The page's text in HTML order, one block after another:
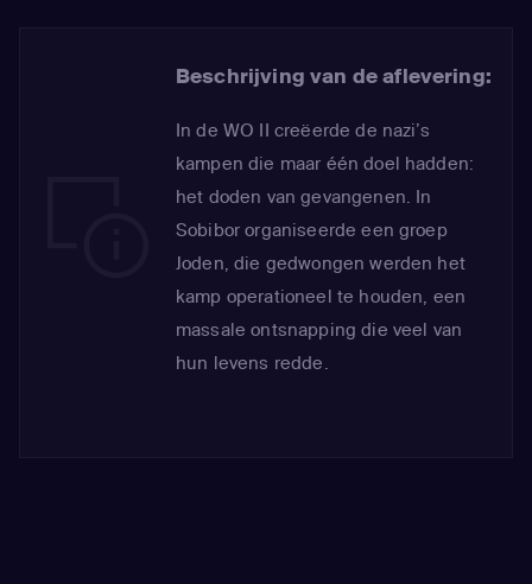
Beschrijving van de aflevering:
In de WO II creëerde de nazi’s
kampen die maar één doel hadden:
het doden van gevangenen. In
Sobibor organiseerde een groep
Joden, die gedwongen werden het
kamp operationeel te houden, een
massale ontsnapping die veel van
hun levens redde.